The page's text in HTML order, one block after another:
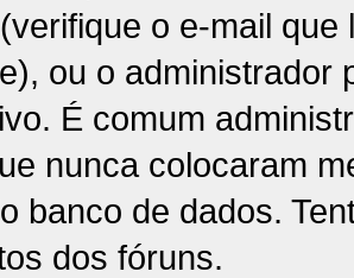
o e-mail
ou o
É comum
nunca colocaram
banco de dados.
dos fóruns.